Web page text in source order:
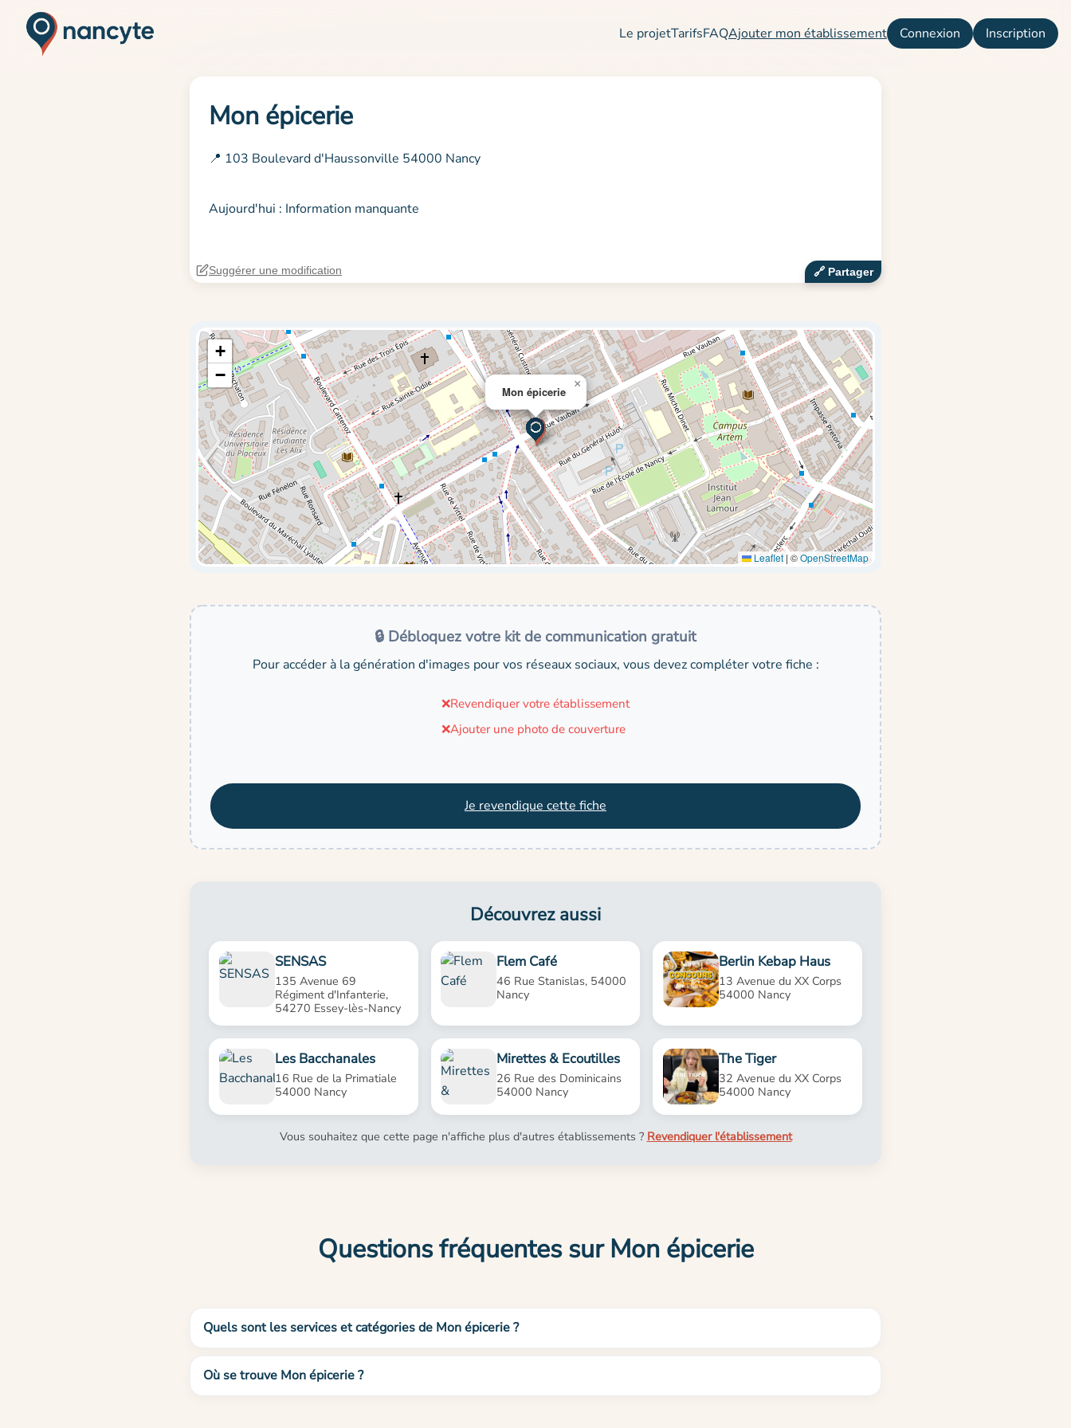
Le projetTarifsFAQAjouter mon établissement Connexion Inscription
Mon épicerie
📍 103 Boulevard d'Haussonville 54000 Nancy
Aujourd'hui : Information manquante
🔗‍️ Partager
Suggérer une modification
Mon épicerie
×
+
−
Leaflet|©OpenStreetMap
🔒 Débloquez votre kit de communication gratuit
Pour accéder à la génération d'images pour vos réseaux sociaux, vous devez compléter votre fiche :
❌Revendiquer votre établissement
❌Ajouter une photo de couverture
Je revendique cette fiche
Découvrez aussi
SENSAS
135 Avenue 69
Régiment d'Infanterie,
54270 Essey-lès-Nancy
Flem Café
46 Rue Stanislas, 54000
Nancy
Berlin Kebap Haus
13 Avenue du XX Corps
54000 Nancy
Les Bacchanales
16 Rue de la Primatiale
54000 Nancy
Mirettes & Ecoutilles
26 Rue des Dominicains
54000 Nancy
The Tiger
32 Avenue du XX Corps
54000 Nancy
Vous souhaitez que cette page n'affiche plus d'autres établissements ? Revendiquer l'établissement
Questions fréquentes sur Mon épicerie
Quels sont les services et catégories de Mon épicerie ?
Où se trouve Mon épicerie ?